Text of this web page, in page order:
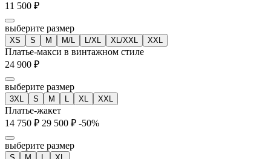
11 500 ₽
выберите размер
XS S M M/L L/XL XL/XXL XXL
Платье-макси в винтажном стиле
24 900 ₽
выберите размер
3XL S M L XL XXL
Платье-жакет
14 750 ₽ 29 500 ₽ -50%
выберите размер